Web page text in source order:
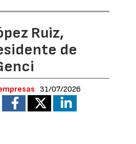
Ruiz,
de
31/07/2026